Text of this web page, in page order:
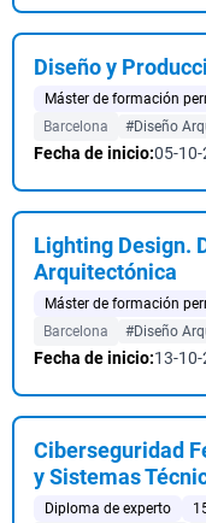
Diseño y
Máster de formación
Barcelona
#Diseño
Fecha de inicio:05-
Lighting Design.
Arquitectónica
Máster de formación
Barcelona
#Diseño
Fecha de inicio:13-
Ciberseguridad
y Sistemas
Diploma de experto